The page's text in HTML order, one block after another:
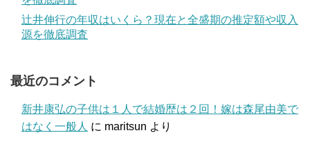
辻井伸行の年収はいくら？現在と全盛期の推定額や収入
源を徹底調査
最近のコメント
新井康弘の子供は１人で結婚歴は２回！嫁は森尾由美で
はなく一般人 に maritsun より